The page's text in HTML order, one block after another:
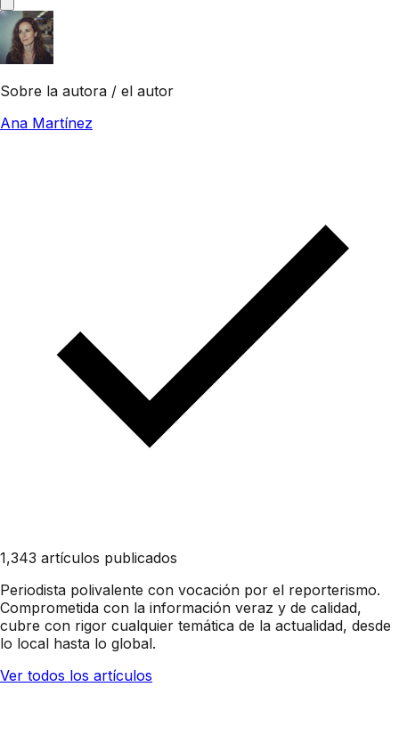
Sobre la autora / el autor
Ana Martínez
1,343 artículos publicados
Periodista polivalente con vocación por el reporterismo.
Comprometida con la información veraz y de calidad,
cubre con rigor cualquier temática de la actualidad, desde
lo local hasta lo global.
Ver todos los artículos